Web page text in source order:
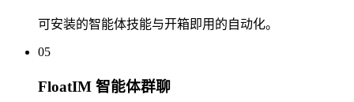
可安装的智能体技能与开箱即用的自动化。
05
FloatIM 智能体群聊